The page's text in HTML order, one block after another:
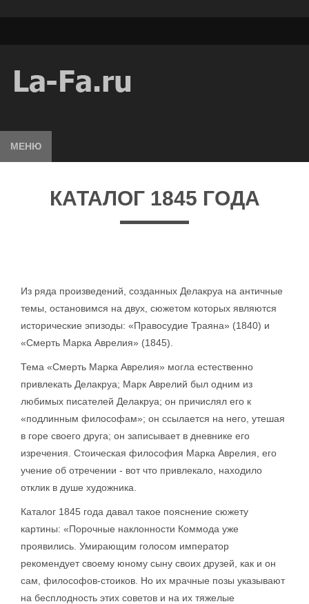
МЕНЮ
КАТАЛОГ 1845 ГОДА
Из ряда произведений, созданных Делакруа на античные
темы, остановимся на двух, сюжетом которых являются
исторические эпизоды: «Правосудие Траяна» (1840) и
«Смерть Марка Аврелия» (1845).
Тема «Смерть Марка Аврелия» могла естественно
привлекать Делакруа; Марк Аврелий был одним из
любимых писателей Делакруа; он причислял его к
«подлинным философам»; он ссылается на него, утешая
в горе своего друга; он записывает в дневнике его
изречения. Стоическая философия Марка Аврелия, его
учение об отречении - вот что привлекало, находило
отклик в душе художника.
Каталог 1845 года давал такое пояснение сюжету
картины: «Порочные наклонности Коммода уже
проявились. Умирающим голосом император
рекомендует своему юному сыну своих друзей, как и он
сам, философов-стоиков. Но их мрачные позы указывают
на бесплодность этих советов и на их тяжелые